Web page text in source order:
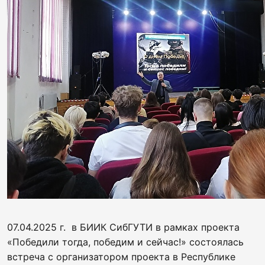
07.04.2025 г. в БИИК СибГУТИ в рамках проекта
«Победили тогда, победим и сейчас!» состоялась
встреча с организатором проекта в Республике